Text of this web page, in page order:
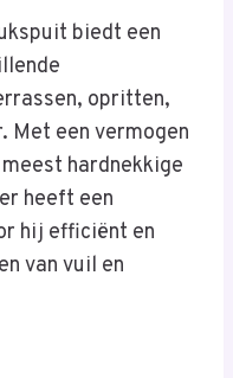
biedt een
opritten,
Met een vermogen
hardnekkige
heeft een
hij efficiënt en
van vuil en